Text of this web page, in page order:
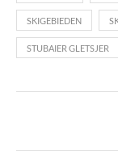
SKIGEBIEDEN
STUBAIER GLETSJER